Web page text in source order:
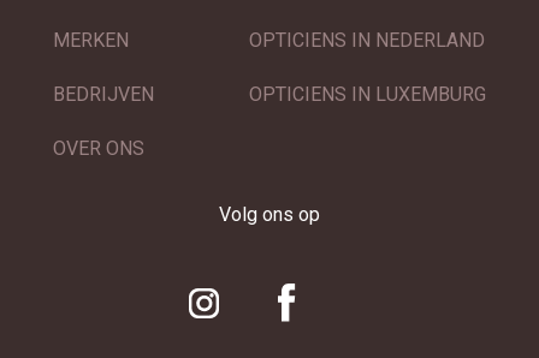
MERKEN
BEDRIJVEN
OVER ONS
OPTICIENS IN NEDERLAND
OPTICIENS IN LUXEMBURG
Volg ons op